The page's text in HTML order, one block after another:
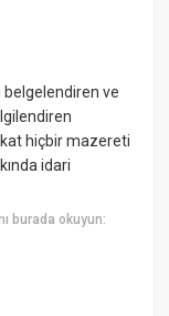
ve
hiçbir mazereti
idari
burada okuyun: